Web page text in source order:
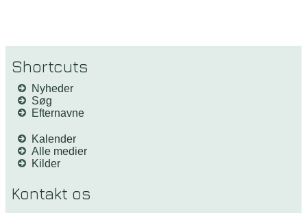
Shortcuts
Nyheder
Søg
Efternavne
Kalender
Alle medier
Kilder
Kontakt os